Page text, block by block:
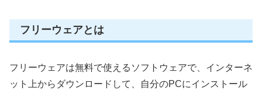
フリーウェアとは
フリーウェアは無料で使えるソフトウェアで、インターネ
ット上からダウンロードして、自分のPCにインストール